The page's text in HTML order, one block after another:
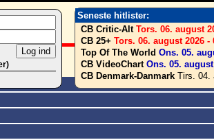
Seneste hitlister:
CB Critic-Alt Tors. 06. august
CB 25+ Tors. 06. august 2026 -
Top Of The World Ons. 05.
CB VideoChart Ons. 05.
CB Denmark-Danmark Tirs. 04.